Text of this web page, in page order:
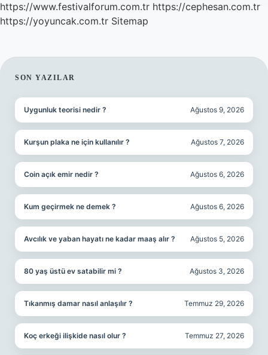
https://www.festivalforum.com.tr https://cephesan.com.tr
https://yoyuncak.com.tr Sitemap
SIDEBAR
SON YAZILAR
Uygunluk teorisi nedir ? Ağustos 9, 2026
Kurşun plaka ne için kullanılır ? Ağustos 7, 2026
Coin açık emir nedir ? Ağustos 6, 2026
Kum geçirmek ne demek ? Ağustos 6, 2026
Avcılık ve yaban hayatı ne kadar maaş alır ? Ağustos 5, 2026
80 yaş üstü ev satabilir mi ? Ağustos 3, 2026
Tıkanmış damar nasıl anlaşılır ? Temmuz 29, 2026
Koç erkeği ilişkide nasıl olur ? Temmuz 27, 2026